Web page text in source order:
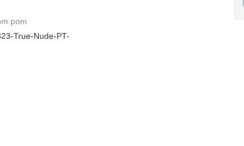
pom
True-Nude-PT-